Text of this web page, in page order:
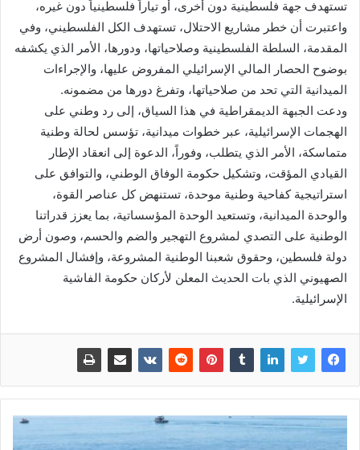
تستهدف جهة فلسطينية دون أخرى، أو تياراً فلسطينياً دون غيره،
واعتبرت أن خطر مشاريع الاحتلال، تستهدف الكل الفلسطيني، وفي
المقدمة، السلطة الفلسطينية وصلاحياتها، ودورها، الأمر الذي يكشفه
بوضوح الحصار المالي الإسرائيلي المفروض عليها، والإجراءات
الميدانية التي تحد من صلاحياتها، وتفرغ دورها من مضمونه.
ودعت الجبهة الديمقراطية في هذا السياق، إلى رد وطني على
الهجمات الإسرائيلية، عبر خطوات ميدانية، تؤسس لحالة وطنية
متماسكة، الأمر الذي يتطلب، وفوراً، الدعوة إلى انعقاد الإطار
القيادي المؤقت، وتشكيل حكومة الوفاق الوطني، والتوافق على
استراتيجية كفاحية وطنية موحدة، تستنهض كل عناصر القوة،
والوحدة الميدانية، وتستعيد الوحدة المؤسساتية، بما يعزز قدراتنا
الوطنية على التصدي لمشروع التهجير والضم والحسم، وصون أرض
دولة فلسطين، وحقوق شعبنا الوطنية المشروعة، وإفشال المشروع
الصهيوني الذي بات الحديث المعلن لأركان حكومة الفاشية
الإسرائيلية.